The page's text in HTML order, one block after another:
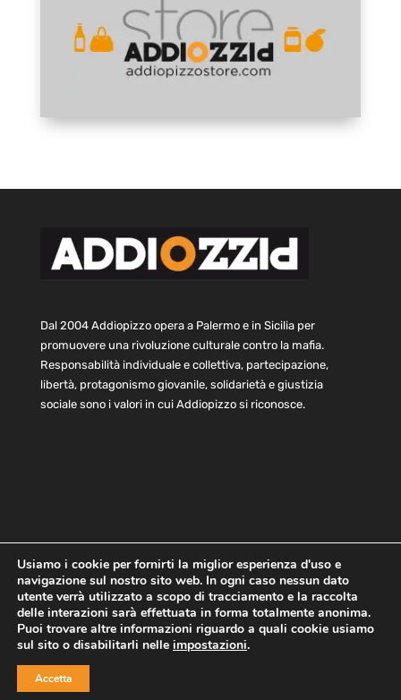
Dal 2004 Addiopizzo opera a Palermo e in Sicilia per
promuovere una rivoluzione culturale contro la mafia.
Responsabilità individuale e collettiva, partecipazione,
libertà, protagonismo giovanile, solidarietà e giustizia
sociale sono i valori in cui Addiopizzo si riconosce.
Home Statuto e bilancio
Contatti
Privacy
Cookie Child Protection Policy
Copyright © 2021 AddioPizzo | Tutti i diritti riservati | Sede
Usiamo i cookie per fornirti la miglior esperienza d'uso e
navigazione sul nostro sito web. In ogni caso nessun dato
utente verrà utilizzato a scopo di tracciamento e la raccolta
delle interazioni sarà effettuata in forma totalmente anonima.
Puoi trovare altre informazioni riguardo a quali cookie usiamo
sul sito o disabilitarli nelle impostazioni.
Accetta